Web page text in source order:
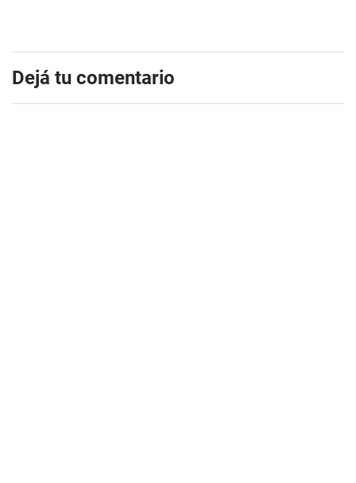
Dejá tu comentario